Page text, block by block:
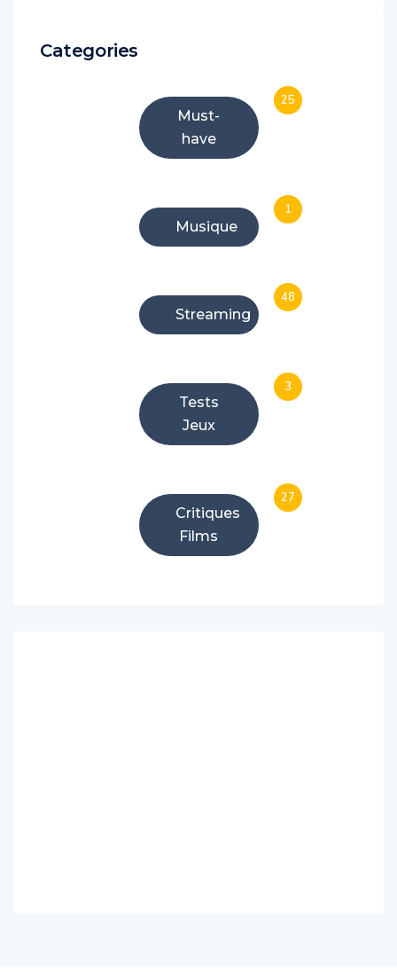
Categories
Must-
have
25
Musique
1
Streaming
48
Tests
Jeux
3
Critiques
Films
27